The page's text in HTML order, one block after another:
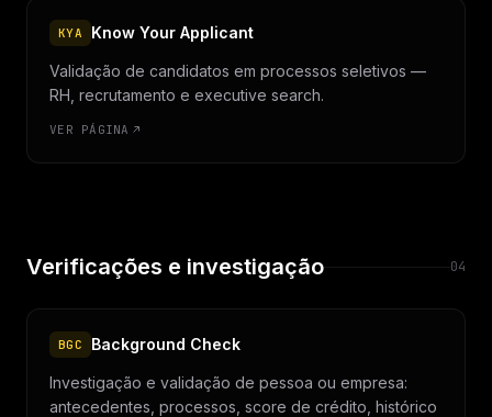
KYA Know Your Applicant
Validação de candidatos em processos seletivos —
RH, recrutamento e executive search.
VER PÁGINA
Verificações e investigação 04
BGC Background Check
Investigação e validação de pessoa ou empresa:
antecedentes, processos, score de crédito, histórico